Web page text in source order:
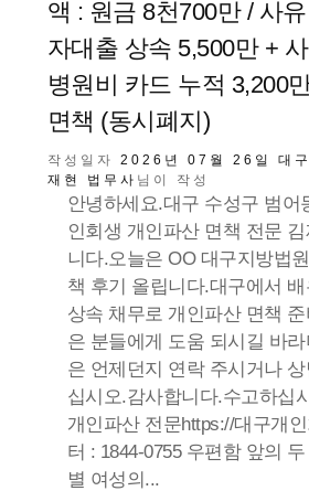
액 : 원금 8천700만 / 사
자대출 상속 5,500만 +
병원비 카드 누적 3,200
면책 (동시폐지)
작성일자 2026년 07월 26일
대
재현 법무사 님이 작성
안녕하세요.대구 수성구 범어
인회생 개인파산 면책 전문
니다.오늘은 OO 대구지방법
책 후기 올립니다.대구에서
상속 채무로 개인파산 면책
은 분들에게 도움 되시길 바
은 언제던지 연락 주시거나
십시오.감사합니다.수고하십
개인파산 전문https://대구개
터 : 1844-0755 우편함 앞의
별 여성의...